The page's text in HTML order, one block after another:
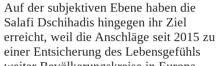
Auf der subjektiven Ebene haben die
Salafi Dschihadis hingegen ihr Ziel
erreicht, weil die Anschläge seit 2015 zu
einer Entsicherung des Lebensgefühls